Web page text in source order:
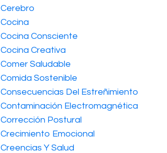
Cerebro
Cocina
Cocina Consciente
Cocina Creativa
Comer Saludable
Comida Sostenible
Consecuencias Del Estreñimiento
Contaminación Electromagnética
Corrección Postural
Crecimiento Emocional
Creencias Y Salud